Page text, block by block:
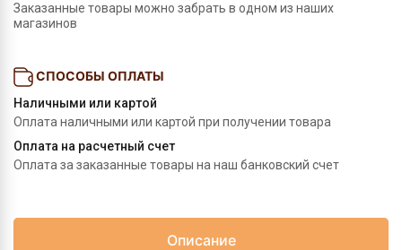
Заказанные товары можно забрать в одном из наших
магазинов
СПОСОБЫ ОПЛАТЫ
Наличными или картой
Оплата наличными или картой при получении товара
Оплата на расчетный счет
Оплата за заказанные товары на наш банковский счет
Описание